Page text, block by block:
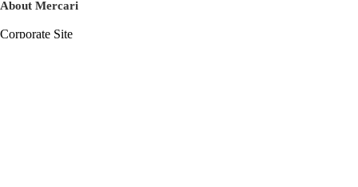
About Mercari
Corporate Site